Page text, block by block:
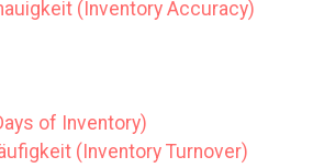
(Inventory Accuracy)
of Inventory)
(Inventory Turnover)